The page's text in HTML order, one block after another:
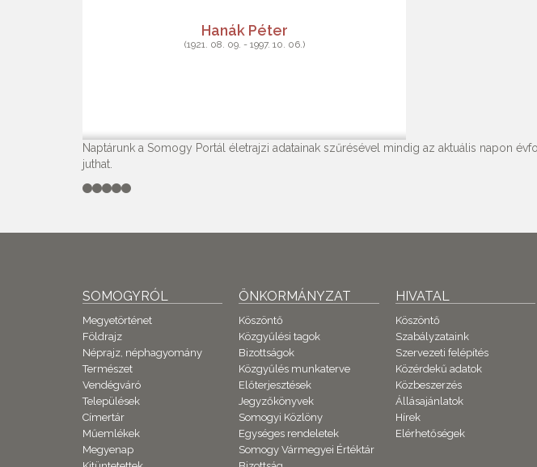
Hanák Péter
(1921. 08. 09. - 1997. 10. 06.)
Naptárunk a Somogy Portál életrajzi adatainak szűrésével mindig az aktuális napon
juthat.
SOMOGYRÓL
Megyetörténet
Földrajz
Néprajz, néphagyomány
Természet
Vendégváró
Települések
Címertár
Műemlékek
Megyenap
ÖNKORMÁNYZAT
Köszöntő
Közgyűlési tagok
Bizottságok
Közgyűlés munkaterve
Előterjesztések
Jegyzőkönyvek
Somogyi Közlöny
Egységes rendeletek
Somogy Vármegyei Értéktár
HIVATAL
Köszöntő
Szabályzataink
Szervezeti felépítés
Közérdekű adatok
Közbeszerzés
Állásajánlatok
Hírek
Elérhetőségek